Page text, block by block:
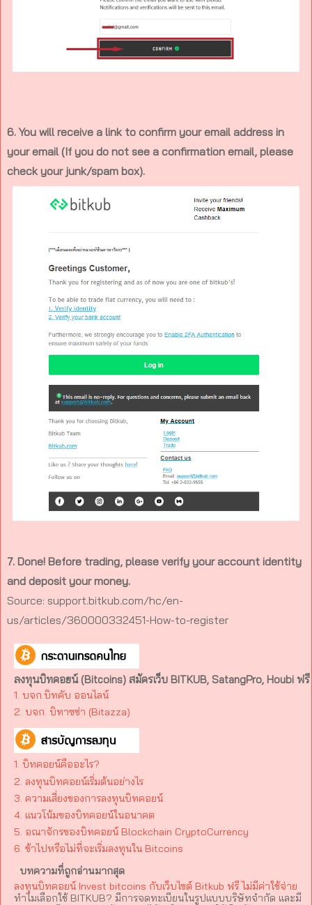
6. You will receive a link to confirm your email address in
your email (If you do not see a confirmation email, please
check your junk/spam box).
7. Done! Before trading, please verify your account identity
and deposit your money.
Source: support.bitkub.com/hc/en-
us/articles/360000332451-How-to-register
ลงทุนบิทคอยน์ (Bitcoins) สมัครเว็บ BITKUB, SatangPro, Houbi ฟรี
1. บจก.บิทคับ ออนไลน์
2. บจก. บิทาซซ่า (Bitazza)​
1. บิทคอยน์คืออะไร?
2. ลงทุนบิทคอยน์เริ่มต้นอย่างไร
3. ความเสี่ยงของการลงทุนบิทคอยน์
4. แนวโน้มของบิทคอยน์ในอนาคต
5. อณาจักรของบิทคอยน์ Blockchain CryptoCurrency
6. ช้าไปหรือไม่ที่จะเริ่มลงทุนใน Bitcoins
บทความที่ถูกอ่านมากสุด
ลงทุนบิทคอยน์ Invest bitcoins กับเว็บไซต์ Bitkub ฟรี ไม่มีค่าใช้จ่าย
ทำไมเลือกใช้ BITKUB? มีการจดทะเบียนในรูปแบบบริษัทจำกัด และมี